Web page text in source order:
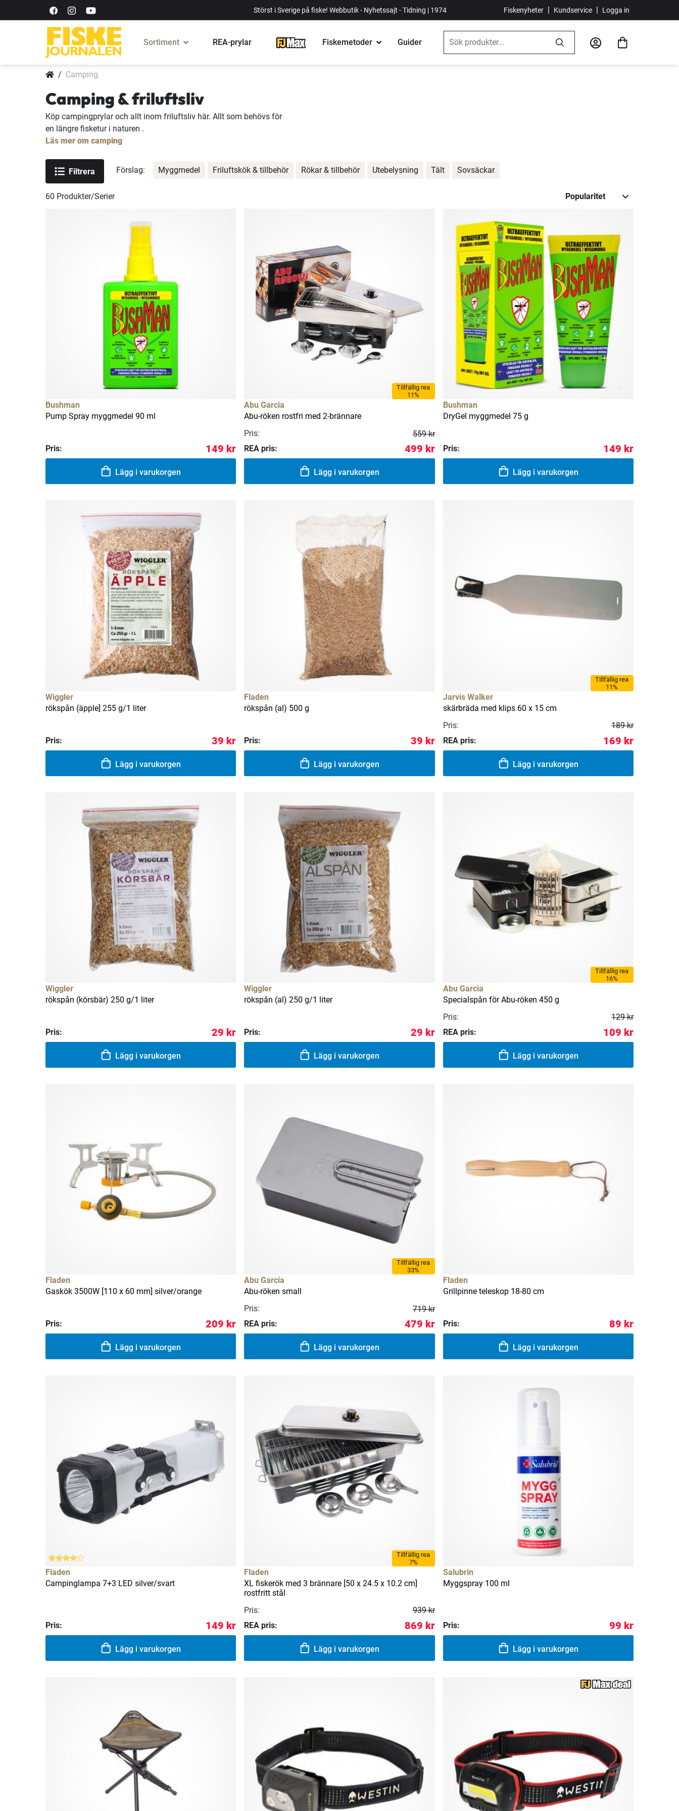
Störst i Sverige på fiske! Webbutik - Nyhetssajt - Tidning | 1974 Fiskenyheter | Kundservice | Logga in
Sortiment REA-prylar Fiskemetoder Guider
Camping
Camping & friluftsliv
Köp campingprylar och allt inom friluftsliv här. Allt som behövs för
en längre fisketur i naturen .
Läs mer om camping
60 Produkter/Serier
Bushman
Pump Spray myggmedel 90 ml
Pris: 149 kr
Lägg i varukorgen
Tillfällig rea
11%
Abu Garcia
Abu-röken rostfri med 2-brännare
Pris:
559 kr
REA pris:
499 kr
Lägg i varukorgen
Bushman
DryGel myggmedel 75 g
Pris: 149 kr
Lägg i varukorgen
Wiggler
rökspån (äpple] 255 g/1 liter
Pris: 39 kr
Lägg i varukorgen
Fladen
rökspån (al) 500 g
Pris: 39 kr
Lägg i varukorgen
Tillfällig rea
11%
Jarvis Walker
skärbräda med klips 60 x 15 cm
Pris:
189 kr
REA pris:
169 kr
Lägg i varukorgen
Wiggler
rökspån (körsbär) 250 g/1 liter
Pris: 29 kr
Lägg i varukorgen
Wiggler
rökspån (al) 250 g/1 liter
Pris: 29 kr
Lägg i varukorgen
Tillfällig rea
16%
Abu Garcia
Specialspån för Abu-röken 450 g
Pris:
129 kr
REA pris:
109 kr
Lägg i varukorgen
Fladen
Gaskök 3500W [110 x 60 mm] silver/orange
Pris: 209 kr
Lägg i varukorgen
Tillfällig rea
33%
Abu Garcia
Abu-röken small
Pris:
719 kr
REA pris:
479 kr
Lägg i varukorgen
Fladen
Grillpinne teleskop 18-80 cm
Pris: 89 kr
Lägg i varukorgen
Fladen
Campinglampa 7+3 LED silver/svart
Pris: 149 kr
Lägg i varukorgen
Tillfällig rea
7%
Fladen
XL fiskerök med 3 brännare [50 x 24.5 x 10.2 cm]
rostfritt stål
Pris:
939 kr
REA pris:
869 kr
Lägg i varukorgen
Salubrin
Myggspray 100 ml
Pris: 99 kr
Lägg i varukorgen
Filtrera Förslag: Myggmedel Friluftskök & tillbehör Rökar & tillbehör Utebelysning Tält Sovsäckar